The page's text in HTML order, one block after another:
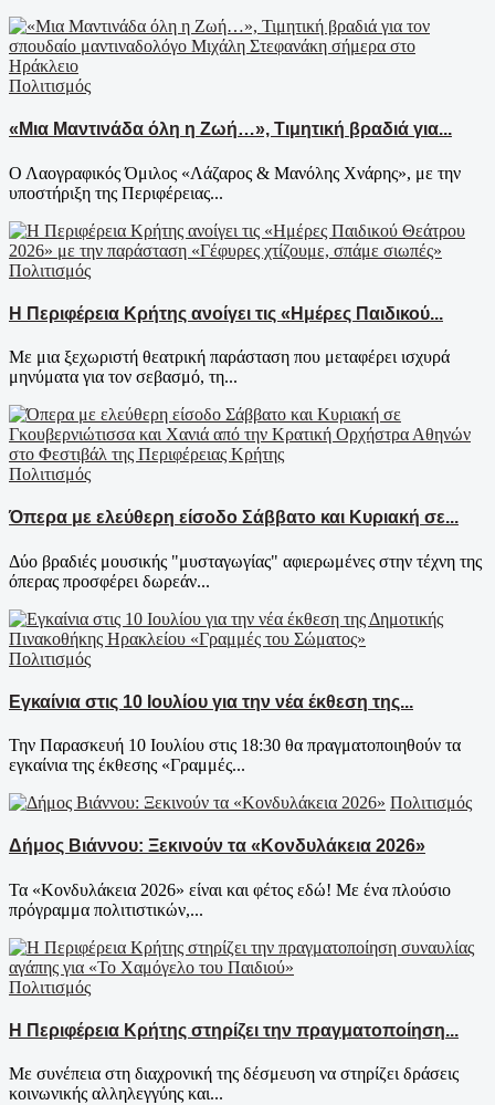
Πολιτισμός
«Μια Μαντινάδα όλη η Ζωή…», Τιμητική βραδιά για...
Ο Λαογραφικός Όμιλος «Λάζαρος & Μανόλης Χνάρης», με την
υποστήριξη της Περιφέρειας...
Πολιτισμός
Η Περιφέρεια Κρήτης ανοίγει τις «Ημέρες Παιδικού...
Με μια ξεχωριστή θεατρική παράσταση που μεταφέρει ισχυρά
μηνύματα για τον σεβασμό, τη...
Πολιτισμός
Όπερα με ελεύθερη είσοδο Σάββατο και Κυριακή σε...
Δύο βραδιές μουσικής "μυσταγωγίας" αφιερωμένες στην τέχνη της
όπερας προσφέρει δωρεάν...
Πολιτισμός
Εγκαίνια στις 10 Ιουλίου για την νέα έκθεση της...
Την Παρασκευή 10 Ιουλίου στις 18:30 θα πραγματοποιηθούν τα
εγκαίνια της έκθεσης «Γραμμές...
Πολιτισμός
Δήμος Βιάννου: Ξεκινούν τα «Κονδυλάκεια 2026»
Τα «Κονδυλάκεια 2026» είναι και φέτος εδώ! Με ένα πλούσιο
πρόγραμμα πολιτιστικών,...
Πολιτισμός
Η Περιφέρεια Κρήτης στηρίζει την πραγματοποίηση...
Με συνέπεια στη διαχρονική της δέσμευση να στηρίζει δράσεις
κοινωνικής αλληλεγγύης και...